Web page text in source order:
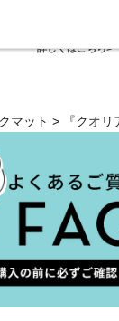
検索
業と一部地域配送遅
詳しくはこちら>
マット 『クオ